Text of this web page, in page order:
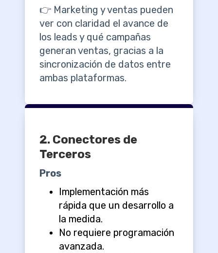
👉 Marketing y ventas pueden
ver con claridad el avance de
los leads y qué campañas
generan ventas, gracias a la
sincronización de datos entre
ambas plataformas.
2. Conectores de
Terceros
Pros
Implementación más
rápida que un desarrollo a
la medida.
No requiere programación
avanzada.